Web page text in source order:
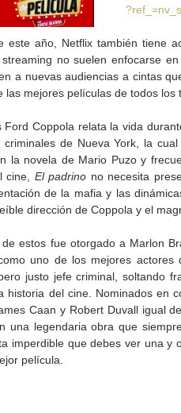
este año, Netflix también tiene
no suelen enfocarse
a nuevas audiencias a cintas
mejores películas de todos los
Coppola relata la vida
de Nueva York, la
la novela de Mario Puzo y
cine, El padrino no necesita
de la mafia y las
dirección de Coppola y el
estos fue otorgado a Marlon
uno de los mejores actores
justo jefe criminal, soltando
historia del cine. Nominados en
Caan y Robert Duvall igual
una legendaria obra que
imperdible que debes ver una y
película.
a
patrimonio
Cristina Rivera
reflexiona
justicia y